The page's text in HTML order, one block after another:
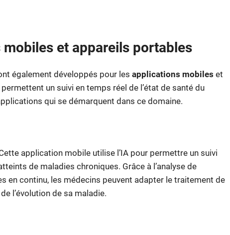
et appareils portables
également développés pour les applications mobiles et
permettent un suivi en temps réel de l’état de santé du
qui se démarquent dans ce domaine.
application mobile utilise l’IA pour permettre un suivi
de maladies chroniques. Grâce à l’analyse de
en continu, les médecins peuvent adapter le traitement de
l’évolution de sa maladie.